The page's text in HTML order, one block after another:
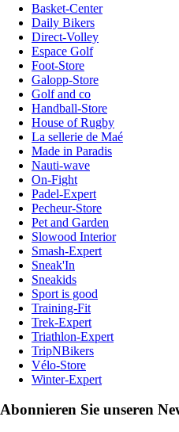
Basket-Center
Daily Bikers
Direct-Volley
Espace Golf
Foot-Store
Galopp-Store
Golf and co
Handball-Store
House of Rugby
La sellerie de Maé
Made in Paradis
Nauti-wave
On-Fight
Padel-Expert
Pecheur-Store
Pet and Garden
Slowood Interior
Smash-Expert
Sneak'In
Sneakids
Sport is good
Training-Fit
Trek-Expert
Triathlon-Expert
TripNBikers
Vélo-Store
Winter-Expert
Abonnieren Sie unseren